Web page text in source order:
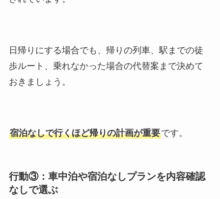
日帰りにする場合でも、帰りの列車、駅までの徒
歩ルート、乗れなかった場合の代替案まで決めて
おきましょう。
宿泊なしで行くほど帰りの計画が重要です。
行動③：車中泊や宿泊なしプランを内容確認
なしで選ぶ